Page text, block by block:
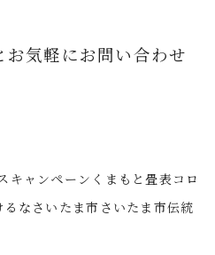
お気軽にお問い合わせ
キャンペーン くまもと畳表 コロ
るな さいたま市 さいたま市伝統